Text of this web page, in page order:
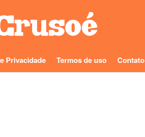
Privacidade Termos de uso Contato